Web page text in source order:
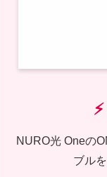
NURO光 Oneの
ブル